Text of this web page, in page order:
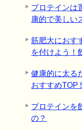
プロテインは
康的で美しい
筋肥大におす
を付けよう！
健康的に太る
おすすめTOP
プロテインを
の？